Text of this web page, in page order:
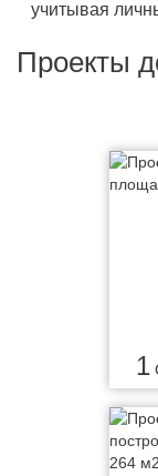
учитывая
Проекты
1